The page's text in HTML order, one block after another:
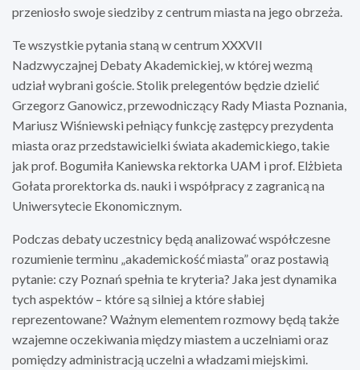
przeniosło swoje siedziby z centrum miasta na jego obrzeża.
Te wszystkie pytania staną w centrum XXXVII
Nadzwyczajnej Debaty Akademickiej, w której wezmą
udział wybrani goście. Stolik prelegentów będzie dzielić
Grzegorz Ganowicz, przewodniczący Rady Miasta Poznania,
Mariusz Wiśniewski pełniący funkcję zastępcy prezydenta
miasta oraz przedstawicielki świata akademickiego, takie
jak prof. Bogumiła Kaniewska rektorka UAM i prof. Elżbieta
Gołata prorektorka ds. nauki i współpracy z zagranicą na
Uniwersytecie Ekonomicznym.
Podczas debaty uczestnicy będą analizować współczesne
rozumienie terminu „akademickość miasta” oraz postawią
pytanie: czy Poznań spełnia te kryteria? Jaka jest dynamika
tych aspektów – które są silniej a które słabiej
reprezentowane? Ważnym elementem rozmowy będą także
wzajemne oczekiwania między miastem a uczelniami oraz
pomiędzy administracją uczelni a władzami miejskimi.